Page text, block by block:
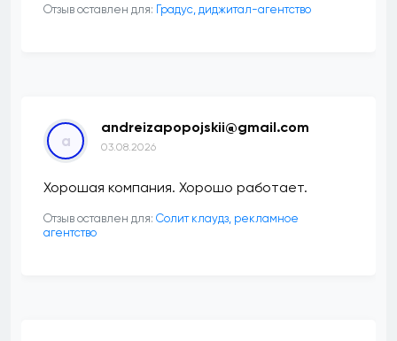
Отзыв оставлен для: ​Градус, диджитал-агентство
a
andreizapopojskii@gmail.com
03.08.2026
Хорошая компания. Хорошо работает.
Отзыв оставлен для: Солит клаудз, рекламное
агентство